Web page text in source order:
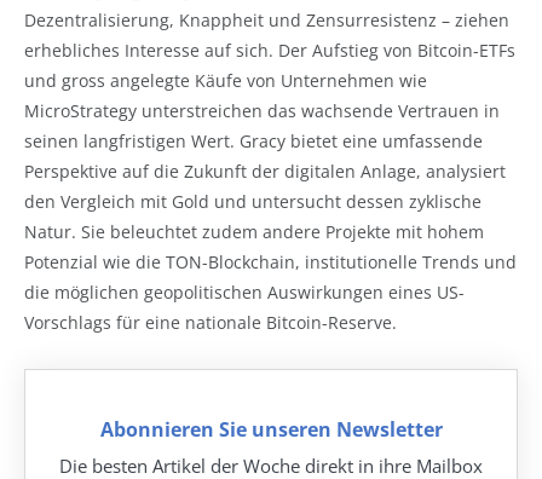
Dezentralisierung, Knappheit und Zensurresistenz – ziehen
erhebliches Interesse auf sich. Der Aufstieg von Bitcoin-ETFs
und gross angelegte Käufe von Unternehmen wie
MicroStrategy unterstreichen das wachsende Vertrauen in
seinen langfristigen Wert. Gracy bietet eine umfassende
Perspektive auf die Zukunft der digitalen Anlage, analysiert
den Vergleich mit Gold und untersucht dessen zyklische
Natur. Sie beleuchtet zudem andere Projekte mit hohem
Potenzial wie die TON-Blockchain, institutionelle Trends und
die möglichen geopolitischen Auswirkungen eines US-
Vorschlags für eine nationale Bitcoin-Reserve.
Abonnieren Sie unseren Newsletter
Die besten Artikel der Woche direkt in ihre Mailbox